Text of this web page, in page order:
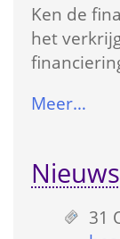
Ken de
het
Meer…
Nieuws
31